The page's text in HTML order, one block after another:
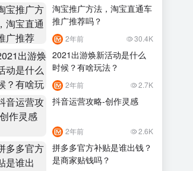
淘宝推广方法，淘宝直通车
推广推荐吗？
2年前 30.4K
2021出游焕新活动是什么
时候？有啥玩法？
2年前 2.7K
抖音运营攻略-创作灵感
2年前 2.6K
拼多多官方补贴是谁出钱？
是商家贴钱吗？